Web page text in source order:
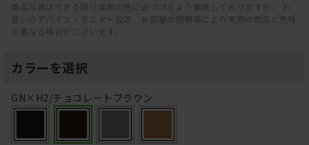
商品写真はできる限り実物の色に近づけるよう徹底しておりますが、 お
使いのデバイス・モニター設定、お部屋の照明等により実際の商品と色味
が異なる場合がございます。
カラーを選択
GN×H2/チョコレートブラウン